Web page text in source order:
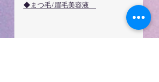
◆まつ毛/眉毛美容液